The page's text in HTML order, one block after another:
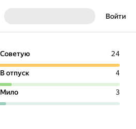
Войти
Советую 24
В отпуск 4
Мило 3